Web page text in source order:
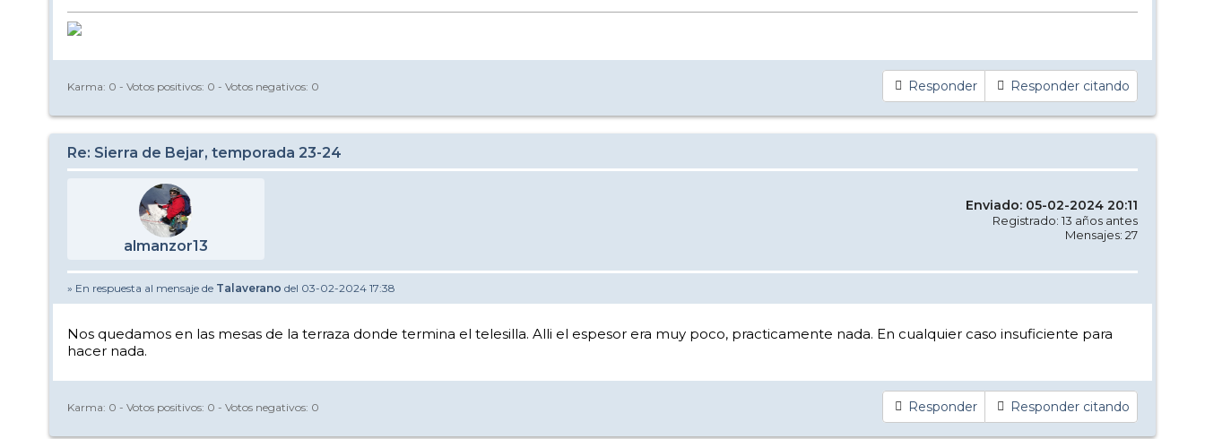
Responder Responder citando
Karma: 0 - Votos positivos: 0 - Votos negativos: 0
Re: Sierra de Bejar, temporada 23-24
almanzor13
Enviado: 05-02-2024 20:11
Registrado: 13 años antes
Mensajes: 27
» En respuesta al mensaje de Talaverano del 03-02-2024 17:38
Nos quedamos en las mesas de la terraza donde termina el telesilla. Alli el espesor era muy poco, practicamente nada. En cualquier caso insuficiente para
hacer nada.
Responder Responder citando
Karma: 0 - Votos positivos: 0 - Votos negativos: 0